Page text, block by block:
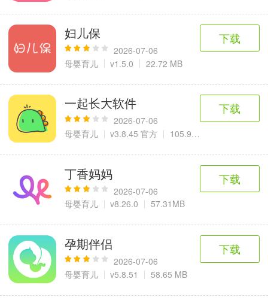
妇儿保
2026-07-06
母婴育儿
v1.5.0 22.72 MB
下载
一起长大软件
2026-07-06
母婴育儿
v3.8.45 官方 105.96MB
下载
丁香妈妈
2026-07-06
母婴育儿
v8.26.0 57.31MB
下载
孕期伴侣
2026-07-06
母婴育儿
v5.8.51 58.65 MB
下载